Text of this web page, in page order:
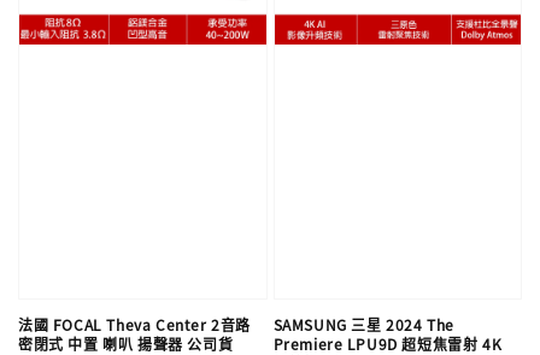
法國 FOCAL Theva Center 2音路
密閉式 中置 喇叭 揚聲器 公司貨
SAMSUNG 三星 2024 The
Premiere LPU9D 超短焦雷射 4K